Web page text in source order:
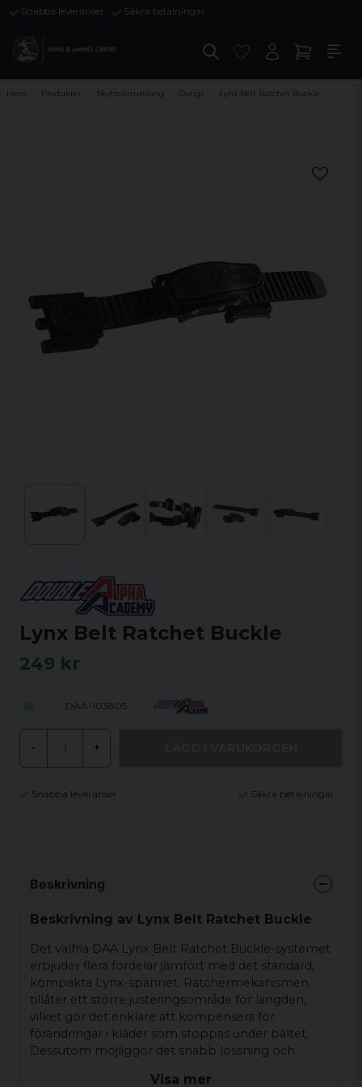
Snabba leveranser Säkra betalningar
Hem Produkter Skytteutrustning Övrigt Lynx Belt Ratchet Buckle
Lynx Belt Ratchet Buckle
249 kr
DAA-103805
- +
Snabba leveranser Säkra betalningar
Beskrivning
Beskrivning av Lynx Belt Ratchet Buckle
Det valfria DAA Lynx Belt Ratchet Buckle-systemet
erbjuder flera fördelar jämfört med det standard,
kompakta Lynx-spännet. Ratchermekanismen
tillåter ett större justeringsområde för längden,
vilket gör det enklare att kompensera för
förändringar i kläder som stoppas under bältet.
Dessutom möjliggör det snabb lossning och
Visa mer